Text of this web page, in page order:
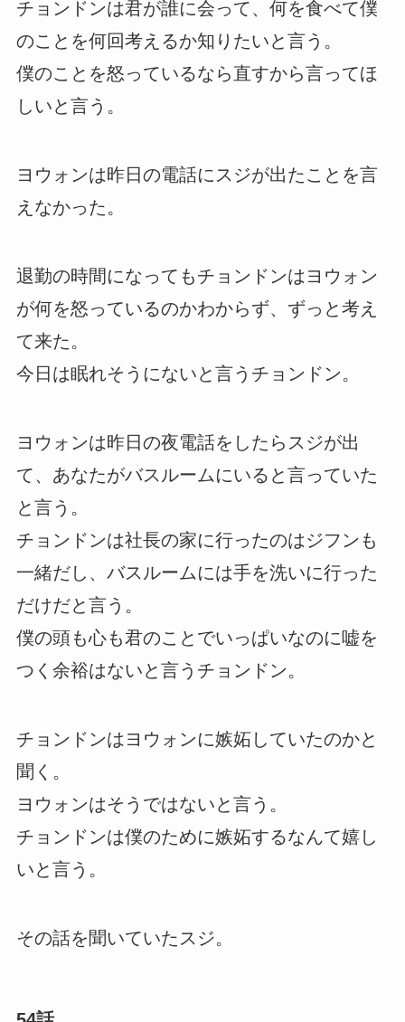
チョンドンは君が誰に会って、何を食べて僕
のことを何回考えるか知りたいと言う。
僕のことを怒っているなら直すから言ってほ
しいと言う。
ヨウォンは昨日の電話にスジが出たことを言
えなかった。
退勤の時間になってもチョンドンはヨウォン
が何を怒っているのかわからず、ずっと考え
て来た。
今日は眠れそうにないと言うチョンドン。
ヨウォンは昨日の夜電話をしたらスジが出
て、あなたがバスルームにいると言っていた
と言う。
チョンドンは社長の家に行ったのはジフンも
一緒だし、バスルームには手を洗いに行った
だけだと言う。
僕の頭も心も君のことでいっぱいなのに嘘を
つく余裕はないと言うチョンドン。
チョンドンはヨウォンに嫉妬していたのかと
聞く。
ヨウォンはそうではないと言う。
チョンドンは僕のために嫉妬するなんて嬉し
いと言う。
その話を聞いていたスジ。